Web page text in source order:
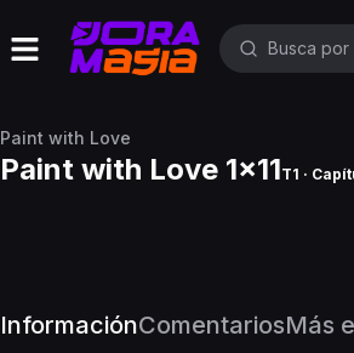
Paint with Love
Paint with Love 1x11T1 ·
InformaciónComentariosMás